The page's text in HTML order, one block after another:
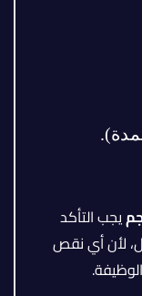
يجب التأكد
لأن أي نقص